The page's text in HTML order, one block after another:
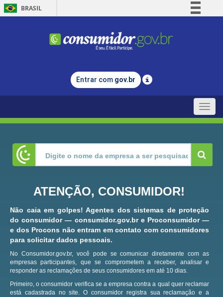
BRASIL
Comunica BR
Legislação
Entrar com gov.br
Toggle
ATENÇÃO, CONSUMIDOR!
Não caia em golpes! Agentes dos sistemas de proteção
do consumidor — consumidor.gov.br e Proconsumidor —
e dos Procons não entram em contato com consumidores
para solicitar dados pessoais.
No Consumidor.gov.br, você pode se comunicar diretamente com as
empresas participantes, que se comprometem a receber, analisar e
responder as reclamações de seus consumidores em até 10 dias.
Primeiro, o consumidor verifica se a empresa contra a qual quer reclamar
está cadastrada no site.O consumidor registra sua reclamação e a